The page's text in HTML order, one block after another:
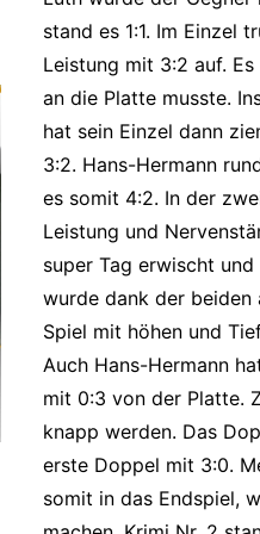
stand es 1:1. Im Einzel
Leistung mit 3:2 auf.
an die Platte musste.
hat sein Einzel dann
3:2. Hans-Hermann
es somit 4:2. In der
Leistung und
super Tag erwischt
wurde dank der beiden
Spiel mit höhen und
Auch Hans-Hermann
mit 0:3 von der Platte.
knapp werden. Das
erste Doppel mit 3:0.
somit in das Endspiel,